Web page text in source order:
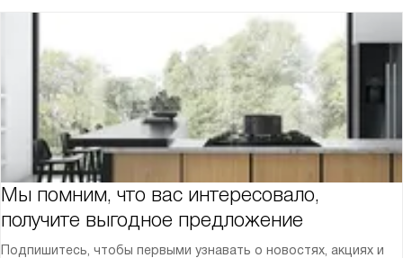
Мы помним, что вас интересовало,
получите выгодное предложение
Подпишитесь, чтобы первыми узнавать о новостях, акциях и